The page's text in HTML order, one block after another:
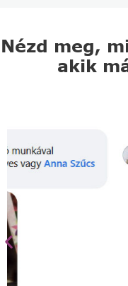
Nézd meg,
akik